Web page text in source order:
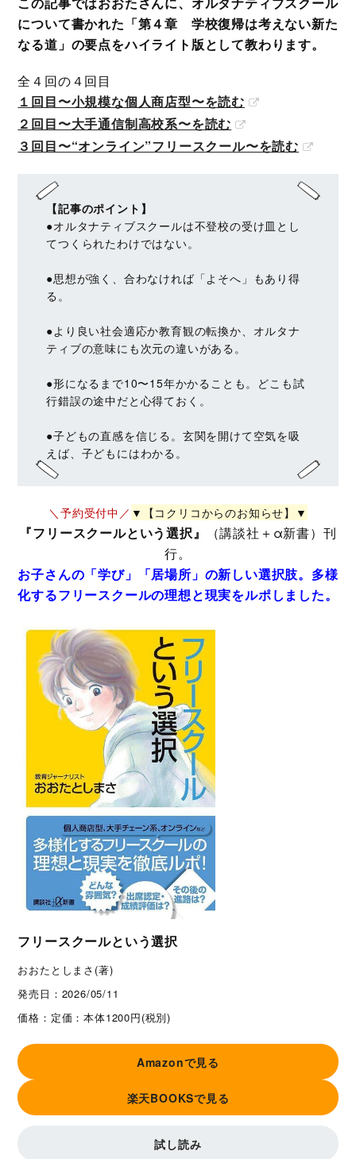
について書かれた「第４章 学校復帰は考えない新た
なる道」の要点をハイライト版として教わります。
全４回の４回目
１回目〜小規模な個人商店型〜を読む
２回目〜大手通信制高校系〜を読む
３回目〜“オンライン”フリースクール〜を読む
【記事のポイント】
●オルタナティブスクールは不登校の受け皿とし
てつくられたわけではない。
●思想が強く、合わなければ「よそへ」もあり得
る。
●より良い社会適応か教育観の転換か、オルタナ
ティブの意味にも次元の違いがある。
●形になるまで10〜15年かかることも。どこも試
行錯誤の途中だと心得ておく。
●子どもの直感を信じる。玄関を開けて空気を吸
えば、子どもにはわかる。
＼予約受付中／ ▼【コクリコからのお知らせ】▼
『フリースクールという選択』
（講談社＋α新書）刊
行。
お子さんの「学び」「居場所」の新しい選択肢。多様
化するフリースクールの理想と現実をルポしました。
フリースクールという選択
おおたとしまさ(著)
発売日： 2026/05/11
価格： 定価：本体1200円(税別)
Amazonで見る
楽天BOOKSで見る
試し読み